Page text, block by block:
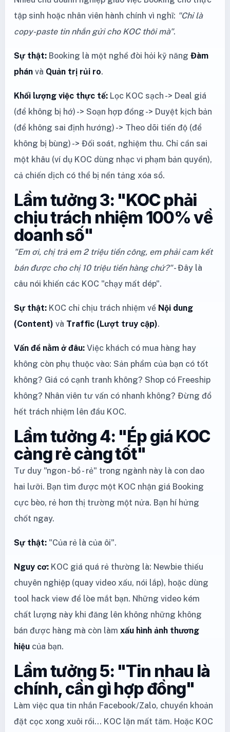
tập sinh hoặc nhân viên hành chính vì nghĩ: "Chỉ là
copy-paste tin nhắn gửi cho KOC thôi mà".
Sự thật: Booking là một nghề đòi hỏi kỹ năng Đàm
phán và Quản trị rủi ro.
Khối lượng việc thực tế: Lọc KOC sạch -> Deal giá
(để không bị hớ) -> Soạn hợp đồng -> Duyệt kịch bản
(để không sai định hướng) -> Theo dõi tiến độ (để
không bị bùng) -> Đối soát, nghiệm thu. Chỉ cần sai
một khâu (ví dụ KOC dùng nhạc vi phạm bản quyền),
cả chiến dịch có thể bị nền tảng xóa sổ.
Lầm tưởng 3: "KOC phải
chịu trách nhiệm 100% về
doanh số"
"Em ơi, chị trả em 2 triệu tiền công, em phải cam kết
bán được cho chị 10 triệu tiền hàng chứ?"- Đây là
câu nói khiến các KOC "chạy mất dép".
Sự thật: KOC chỉ chịu trách nhiệm về Nội dung
(Content) và Traffic (Lượt truy cập).
Vấn đề nằm ở đâu: Việc khách có mua hàng hay
không còn phụ thuộc vào: Sản phẩm của bạn có tốt
không? Giá có cạnh tranh không? Shop có Freeship
không? Nhân viên tư vấn có nhanh không? Đừng đổ
hết trách nhiệm lên đầu KOC.
Lầm tưởng 4: "Ép giá KOC
càng rẻ càng tốt"
Tư duy "ngon - bổ - rẻ" trong ngành này là con dao
hai lưỡi. Bạn tìm được một KOC nhận giá Booking
cực bèo, rẻ hơn thị trường một nửa. Bạn hí hửng
chốt ngay.
Sự thật: "Của rẻ là của ôi".
Nguy cơ: KOC giá quá rẻ thường là: Newbie thiếu
chuyên nghiệp (quay video xấu, nói lắp), hoặc dùng
tool hack view để lòe mắt bạn. Những video kém
chất lượng này khi đăng lên không những không
bán được hàng mà còn làm xấu hình ảnh thương
hiệu của bạn.
Lầm tưởng 5: "Tin nhau là
chính, cần gì hợp đồng"
Làm việc qua tin nhắn Facebook/Zalo, chuyển khoản
đặt cọc xong xuôi rồi... KOC lặn mất tăm. Hoặc KOC